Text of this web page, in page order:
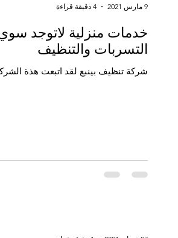
خدمات منزلية لاتوجد
التسربات والتنظيف
شركة تنظيف بينبع لقد اتبعت هذة
9 مارس 2021 4 دقيقة قراءة